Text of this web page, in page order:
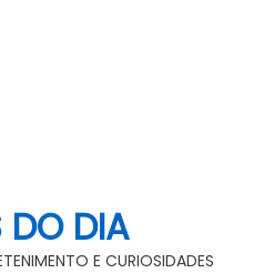
DO DIA
E CURIOSIDADES